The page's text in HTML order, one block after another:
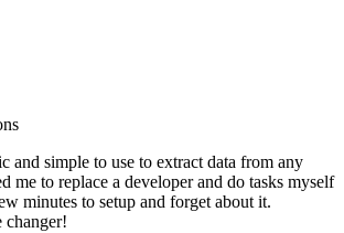
and simple to use to extract data from any
me to replace a developer and do tasks myself
minutes to setup and forget about it.
changer!